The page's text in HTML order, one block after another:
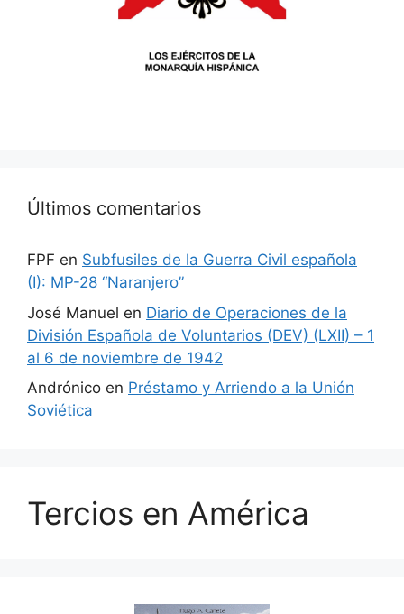
Últimos comentarios
FPF en Subfusiles de la Guerra Civil española
(I): MP-28 “Naranjero”
José Manuel en Diario de Operaciones de la
División Española de Voluntarios (DEV) (LXII) – 1
al 6 de noviembre de 1942
Andrónico en Préstamo y Arriendo a la Unión
Soviética
Tercios en América